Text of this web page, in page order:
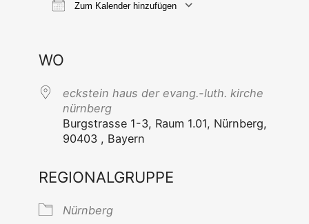
Zum Kalender hinzufügen
WO
eck­stein haus der evang.-luth. kir­che
nürnberg
Burg­stras­se 1-3, Raum 1.01, Nürn­berg,
90403 , Bayern
REGIONALGRUPPE
Nürn­berg